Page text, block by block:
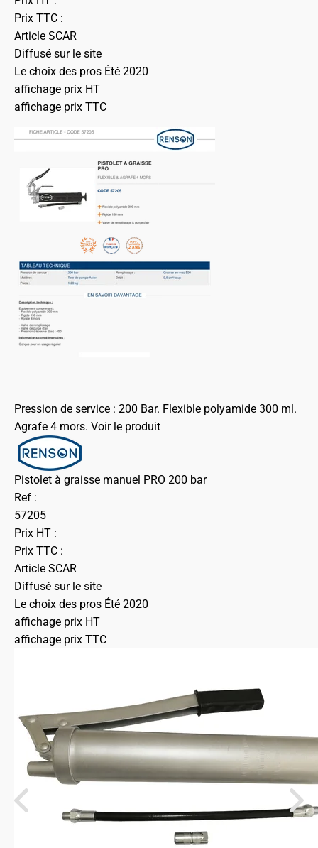
Prix TTC :
Article SCAR
Diffusé sur le site
Le choix des pros Été 2020
affichage prix HT
affichage prix TTC
Pression de service : 200 Bar. Flexible polyamide 300 ml.
Agrafe 4 mors. Voir le produit
Pistolet à graisse manuel PRO 200 bar
Ref :
57205
Prix HT :
Prix TTC :
Article SCAR
Diffusé sur le site
Le choix des pros Été 2020
affichage prix HT
affichage prix TTC